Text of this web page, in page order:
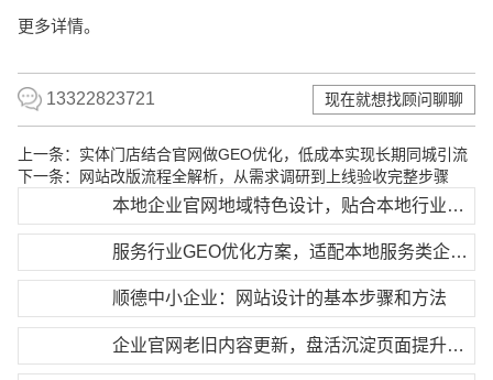
更多详情。
13322823721 现在就想找顾问聊聊
上一条： 实体门店结合官网做GEO优化，低成本实现长期同城引流
下一条：
网站改版流程全解析，从需求调研到上线验收完整步骤
本地企业官网地域特色设计，贴合本地行业发展特点
服务行业GEO优化方案，适配本地服务类企业获客需求
顺德中小企业：网站设计的基本步骤和方法
企业官网老旧内容更新，盘活沉淀页面提升流量